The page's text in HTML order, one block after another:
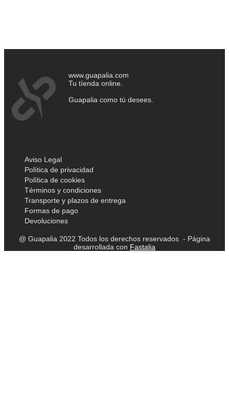
www.guapalia.com
Tu tíenda online.
Guapalia como tú desees.
Aviso Legal
Política de privacidad
Política de cookies
Términos y condiciones
Transporte y plazos de entrega
Formas de pago
Devoluciones
@ Guapalia 2022 Todos los derechos reservados - Página
desarrollada con Fastalia